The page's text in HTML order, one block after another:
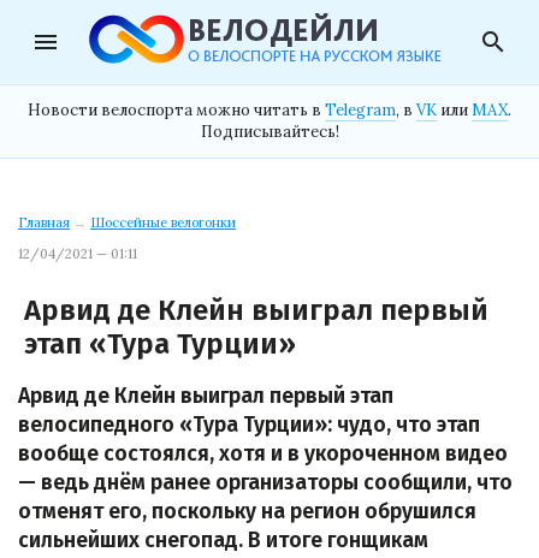
menu search
Новости велоспорта можно читать в Telegram, в VK илиMAX.
Подписывайтесь!
Главная → Шоссейные велогонки
12/04/2021 — 01:11
Арвид де Клейн выиграл первый
этап «Тура Турции»
Арвид де Клейн выиграл первый этап
велосипедного «Тура Турции»: чудо, что этап
вообще состоялся, хотя и в укороченном видео
— ведь днём ранее организаторы сообщили, что
отменят его, поскольку на регион обрушился
сильнейших снегопад. В итоге гонщикам